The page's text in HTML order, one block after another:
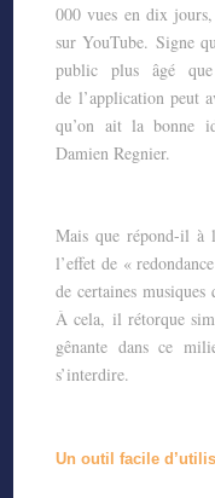
000 vues en dix
sur YouTube. Signe
public plus âgé
de l’application peut
qu’on ait la bonne
Damien Regnier.
Mais que répond-il à
l’effet de «
de certaines
À cela, il rétorque
gênante dans ce
s’interdire.
Un outil facile